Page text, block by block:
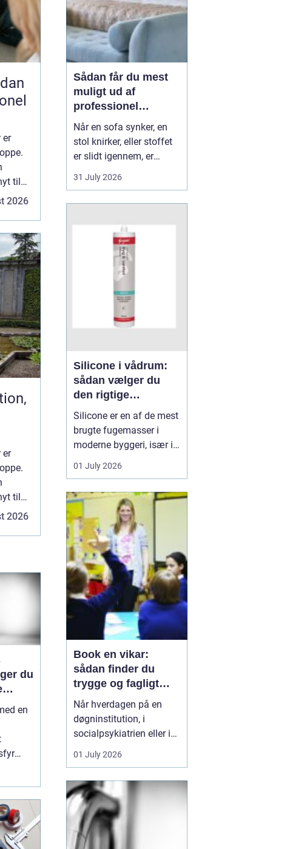
er
til
til
2026
er
til
til
2026
du
en
nyt
Sådan får du mest
muligt ud af
professionel
møbelpolstring
Når en sofa synker, en
stol knirker, eller stoffet
er slidt igennem, er
mange fristede til bare at
købe nyt. Men ofte kan
flottere og mere
behagelige, end da de
var nye. Her spiller
31 July 2026
Silicone i vådrum:
sådan vælger du
den rigtige
fugemasse
Silicone er en af de mest
brugte fugemasser i
moderne byggeri, især i
badeværelser, køkkener
og andre områder med
fugerne omkring
bruseniche, håndvask,
køkkenbord eller
natursten ikke holder
tæt, kan det hurtigt føre
til skimmel, l...
01 July 2026
Book en vikar:
sådan finder du
trygge og fagligt
stærke løsninger
Når hverdagen på en
døgninstitution, i
socialpsykiatrien eller i
et botilbud pludselig
ændrer sig, kan behovet
fra den ene dag til den
anden. En medarbejder
bliver syg, en borger har
brug for tættere støtte,
01 July 2026